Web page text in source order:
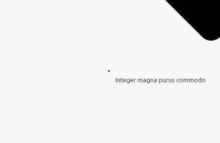
Integer magna purus commodo